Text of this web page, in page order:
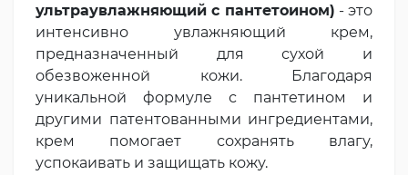
ультраувлажняющий с пантетоином) - это
интенсивно увлажняющий крем,
предназначенный для сухой и
обезвоженной кожи. Благодаря
уникальной формуле с пантетином и
другими патентованными ингредиентами,
крем помогает сохранять влагу,
успокаивать и защищать кожу.